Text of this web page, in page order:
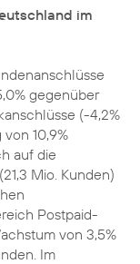
im
gegenüber
(-4,2%
10,9%
auf die
Mio. Kunden)
Postpaid-
von 3,5%
Im